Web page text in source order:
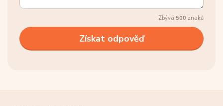
Zbývá 500 znaků